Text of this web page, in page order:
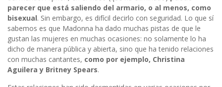
parecer que está saliendo del armario, o al menos, como
bisexual. Sin embargo, es difícil decirlo con seguridad. Lo que sí
sabemos es que Madonna ha dado muchas pistas de que le
gustan las mujeres en muchas ocasiones: no solamente lo ha
dicho de manera pública y abierta, sino que ha tenido relaciones
con muchas cantantes, como por ejemplo, Christina
Aguilera y Britney Spears.